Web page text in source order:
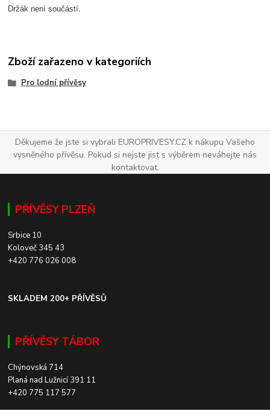
Držák není součástí.
Zboží zařazeno v kategoriích
Pro lodní přívěsy
Děkujeme že jste si vybrali EUROPRIVESY.CZ k nákupu Vašeho
vysněného přívěsu. Pokud si nejste jist s výběrem neváhejte nás
kontaktovat.
PŘÍVĚSY PLZEŇ
Srbice 10
Koloveč 345 43
+420 776 026 008
SKLADEM 200+ PŘÍVĚSŮ
PŘÍVĚSY TÁBOR
Chýnovská 714
Planá nad Lužnicí 391 11
+420 775 117 577